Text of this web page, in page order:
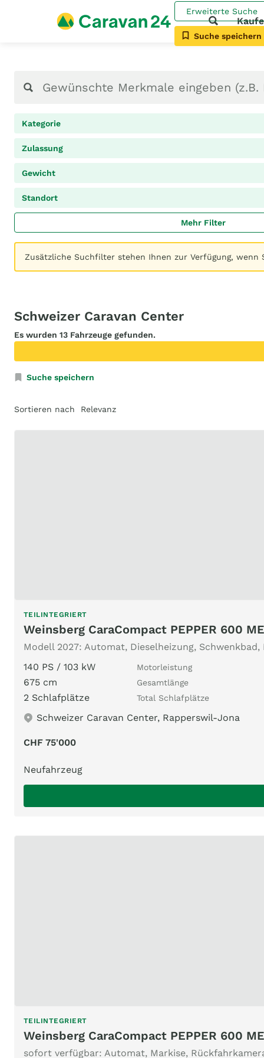
Erweiterte Suche
Suche speichern
Kategorie
Zulassung
Gewicht
Standort
Mehr Filter
Zusätzliche Suchfilter stehen Ihnen zur Verfügung, wenn
Schweizer Caravan Center
Es wurden 13 Fahrzeuge gefunden.
Suche speichern
Sortieren nach
TEILINTEGRIERT
Weinsberg CaraCompact PEPPER 600
Modell 2027: Automat, Dieselheizung, Schwenkbad,
140 PS / 103 kW
Motorleistung
675 cm Gesamtlänge
2 Schlafplätze Total Schlafplätze
Schweizer Caravan Center, Rapperswil-Jona
CHF 75'000
Neufahrzeug
TEILINTEGRIERT
Weinsberg CaraCompact PEPPER 600
sofort verfügbar: Automat, Markise,